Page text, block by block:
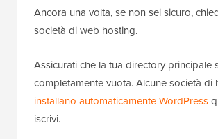
Ancora una volta, se non sei sicuro,
società di web hosting.
Assicurati che la tua directory principale
completamente vuota. Alcune società di
installano automaticamente WordPress
iscrivi.